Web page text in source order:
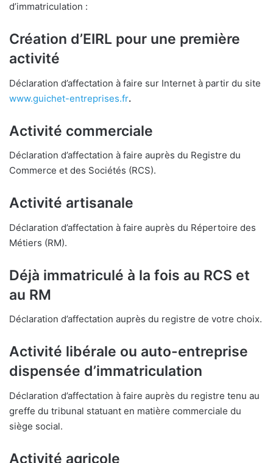
d’immatriculation :
Création d’EIRL pour une première
activité
Déclaration d’affectation à faire sur Internet à partir du site
www.guichet-entreprises.fr.
Activité commerciale
Déclaration d’affectation à faire auprès du Registre du
Commerce et des Sociétés (RCS).
Activité artisanale
Déclaration d’affectation à faire auprès du Répertoire des
Métiers (RM).
Déjà immatriculé à la fois au RCS et
au RM
Déclaration d’affectation auprès du registre de votre choix.
Activité libérale ou auto-entreprise
dispensée d’immatriculation
Déclaration d’affectation à faire auprès du registre tenu au
greffe du tribunal statuant en matière commerciale du
siège social.
Activité agricole